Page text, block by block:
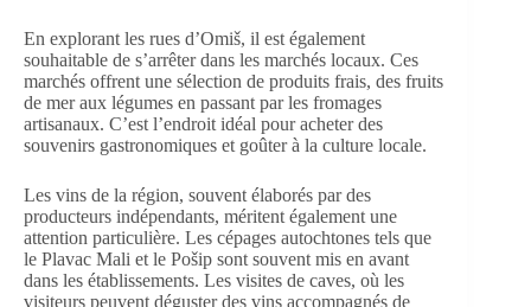
En explorant les rues d’Omiš, il est également
souhaitable de s’arrêter dans les marchés locaux. Ces
marchés offrent une sélection de produits frais, des fruits
de mer aux légumes en passant par les fromages
artisanaux. C’est l’endroit idéal pour acheter des
souvenirs gastronomiques et goûter à la culture locale.
Les vins de la région, souvent élaborés par des
producteurs indépendants, méritent également une
attention particulière. Les cépages autochtones tels que
le Plavac Mali et le Pošip sont souvent mis en avant
dans les établissements. Les visites de caves, où les
visiteurs peuvent déguster des vins accompagnés de